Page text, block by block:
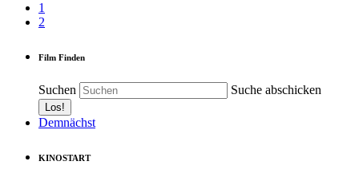
1
2
Film Finden
Suchen Suche abschicken
Demnächst
KINOSTART